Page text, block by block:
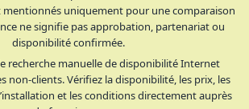
uniquement pour une comparaison
ne signifie pas approbation, partenariat ou
disponibilité confirmée.
recherche manuelle de disponibilité Internet
non-clients. Vérifiez la disponibilité, les prix, les
et les conditions directement auprès